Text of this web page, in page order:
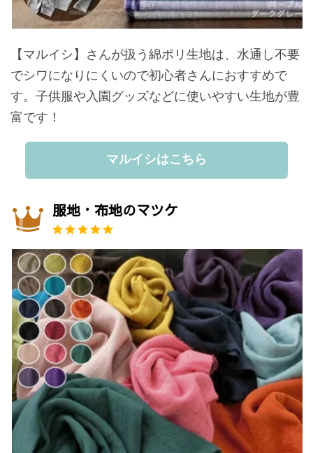
【マルイシ】さんが扱う綿ポリ生地は、水通し不要
でシワになりにくいので初心者さんにおすすめで
す。子供服や入園グッズなどに使いやすい生地が豊
富です！
マルイシはこちら
服地・布地のマツケ